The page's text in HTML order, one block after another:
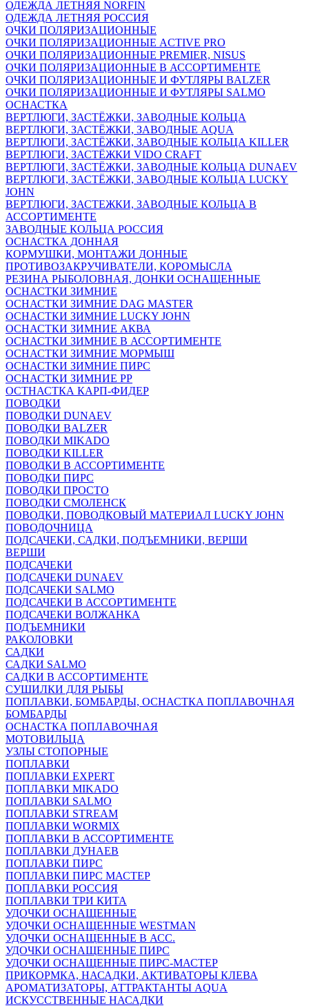
ОДЕЖДА ЛЕТНЯЯ NORFIN
ОДЕЖДА ЛЕТНЯЯ РОССИЯ
ОЧКИ ПОЛЯРИЗАЦИОННЫЕ
ОЧКИ ПОЛЯРИЗАЦИОННЫЕ ACTIVE PRO
ОЧКИ ПОЛЯРИЗАЦИОННЫЕ PREMIER, NISUS
ОЧКИ ПОЛЯРИЗАЦИОННЫЕ В АССОРТИМЕНТЕ
ОЧКИ ПОЛЯРИЗАЦИОННЫЕ И ФУТЛЯРЫ BALZER
ОЧКИ ПОЛЯРИЗАЦИОННЫЕ И ФУТЛЯРЫ SALMO
ОСНАСТКА
ВЕРТЛЮГИ, ЗАСТЁЖКИ, ЗАВОДНЫЕ КОЛЬЦА
ВЕРТЛЮГИ, ЗАСТЁЖКИ, ЗАВОДНЫЕ AQUA
ВЕРТЛЮГИ, ЗАСТЁЖКИ, ЗАВОДНЫЕ КОЛЬЦА KILLER
ВЕРТЛЮГИ, ЗАСТЁЖКИ VIDO CRAFT
ВЕРТЛЮГИ, ЗАСТЁЖКИ, ЗАВОДНЫЕ КОЛЬЦА DUNAEV
ВЕРТЛЮГИ, ЗАСТЁЖКИ, ЗАВОДНЫЕ КОЛЬЦА LUCKY
JOHN
ВЕРТЛЮГИ, ЗАСТЕЖКИ, ЗАВОДНЫЕ КОЛЬЦА В
АССОРТИМЕНТЕ
ЗАВОДНЫЕ КОЛЬЦА РОССИЯ
ОСНАСТКА ДОННАЯ
КОРМУШКИ, МОНТАЖИ ДОННЫЕ
ПРОТИВОЗАКРУЧИВАТЕЛИ, КОРОМЫСЛА
РЕЗИНА РЫБОЛОВНАЯ, ДОНКИ ОСНАЩЕННЫЕ
ОСНАСТКИ ЗИМНИЕ
ОСНАСТКИ ЗИМНИЕ DAG MASTER
ОСНАСТКИ ЗИМНИЕ LUCKY JOHN
ОСНАСТКИ ЗИМНИЕ АКВА
ОСНАСТКИ ЗИМНИЕ В АССОРТИМЕНТЕ
ОСНАСТКИ ЗИМНИЕ МОРМЫШ
ОСНАСТКИ ЗИМНИЕ ПИРС
ОСНАСТКИ ЗИМНИЕ РР
ОСТНАСТКА КАРП-ФИДЕР
ПОВОДКИ
ПОВОДКИ DUNAEV
ПОВОДКИ BALZER
ПОВОДКИ MIKADO
ПОВОДКИ KILLER
ПОВОДКИ В АССОРТИМЕНТЕ
ПОВОДКИ ПИРС
ПОВОДКИ ПРОСТО
ПОВОДКИ СМОЛЕНСК
ПОВОДКИ, ПОВОДКОВЫЙ МАТЕРИАЛ LUCKY JOHN
ПОВОДОЧНИЦА
ПОДСАЧЕКИ, САДКИ, ПОДЪЕМНИКИ, ВЕРШИ
ВЕРШИ
ПОДСАЧЕКИ
ПОДСАЧЕКИ DUNAEV
ПОДСАЧЕКИ SALMO
ПОДСАЧЕКИ В АССОРТИМЕНТЕ
ПОДСАЧЕКИ ВОЛЖАНКА
ПОДЪЕМНИКИ
РАКОЛОВКИ
САДКИ
САДКИ SALMO
САДКИ В АССОРТИМЕНТЕ
СУШИЛКИ ДЛЯ РЫБЫ
ПОПЛАВКИ, БОМБАРДЫ, ОСНАСТКА ПОПЛАВОЧНАЯ
БОМБАРДЫ
ОСНАСТКА ПОПЛАВОЧНАЯ
МОТОВИЛЬЦА
УЗЛЫ СТОПОРНЫЕ
ПОПЛАВКИ
ПОПЛАВКИ EXPERT
ПОПЛАВКИ MIKADO
ПОПЛАВКИ SALMO
ПОПЛАВКИ STREAM
ПОПЛАВКИ WORMIX
ПОПЛАВКИ В АССОРТИМЕНТЕ
ПОПЛАВКИ ДУНАЕВ
ПОПЛАВКИ ПИРС
ПОПЛАВКИ ПИРС МАСТЕР
ПОПЛАВКИ РОССИЯ
ПОПЛАВКИ ТРИ КИТА
УДОЧКИ ОСНАЩЕННЫЕ
УДОЧКИ ОСНАЩЕННЫЕ WESTMAN
УДОЧКИ ОСНАЩЕННЫЕ В АСС.
УДОЧКИ ОСНАЩЕННЫЕ ПИРС
УДОЧКИ ОСНАЩЕННЫЕ ПИРС-МАСТЕР
ПРИКОРМКА, НАСАДКИ, АКТИВАТОРЫ КЛЕВА
АРОМАТИЗАТОРЫ, АТТРАКТАНТЫ AQUA
ИСКУССТВЕННЫЕ НАСАДКИ